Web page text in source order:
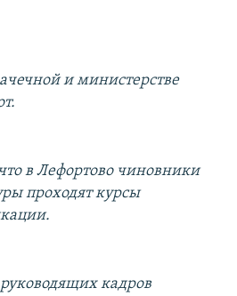
и министерстве
в Лефортово чиновники
проходят курсы
кадров